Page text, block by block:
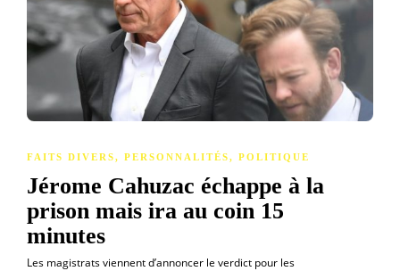
FAITS DIVERS, PERSONNALITÉS, POLITIQUE
Jérome Cahuzac échappe à la
prison mais ira au coin 15
minutes
Les magistrats viennent d’annoncer le verdict pour les